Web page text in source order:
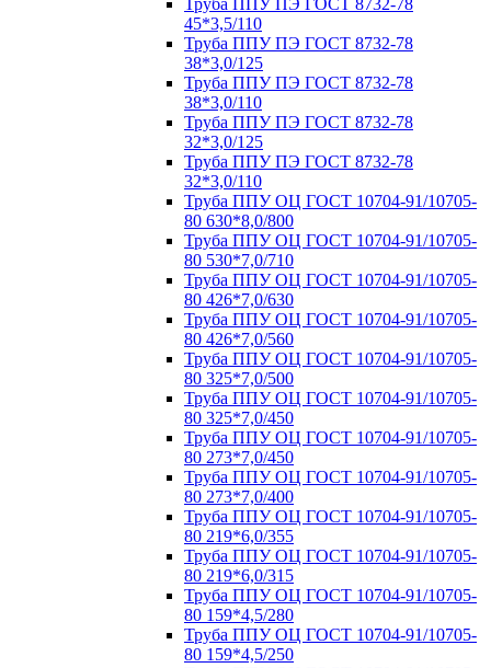
Труба ППУ ПЭ ГОСТ 8732-78
45*3,5/110
Труба ППУ ПЭ ГОСТ 8732-78
38*3,0/125
Труба ППУ ПЭ ГОСТ 8732-78
38*3,0/110
Труба ППУ ПЭ ГОСТ 8732-78
32*3,0/125
Труба ППУ ПЭ ГОСТ 8732-78
32*3,0/110
Труба ППУ ОЦ ГОСТ 10704-91/10705-
80 630*8,0/800
Труба ППУ ОЦ ГОСТ 10704-91/10705-
80 530*7,0/710
Труба ППУ ОЦ ГОСТ 10704-91/10705-
80 426*7,0/630
Труба ППУ ОЦ ГОСТ 10704-91/10705-
80 426*7,0/560
Труба ППУ ОЦ ГОСТ 10704-91/10705-
80 325*7,0/500
Труба ППУ ОЦ ГОСТ 10704-91/10705-
80 325*7,0/450
Труба ППУ ОЦ ГОСТ 10704-91/10705-
80 273*7,0/450
Труба ППУ ОЦ ГОСТ 10704-91/10705-
80 273*7,0/400
Труба ППУ ОЦ ГОСТ 10704-91/10705-
80 219*6,0/355
Труба ППУ ОЦ ГОСТ 10704-91/10705-
80 219*6,0/315
Труба ППУ ОЦ ГОСТ 10704-91/10705-
80 159*4,5/280
Труба ППУ ОЦ ГОСТ 10704-91/10705-
80 159*4,5/250